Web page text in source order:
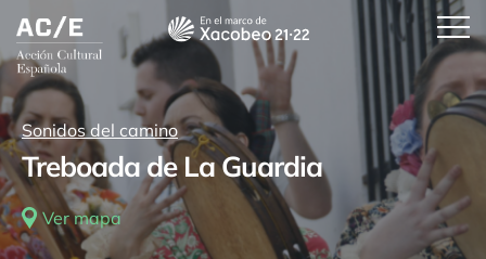
Sonidos del camino
Treboada de La Guardia
Ver mapa